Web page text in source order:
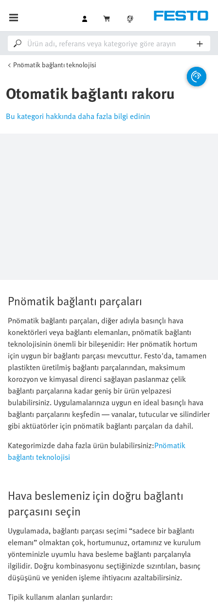
Pnömatik bağlantı teknolojisi
Otomatik bağlantı rakoru
Bu kategori hakkında daha fazla bilgi edinin
Pnömatik bağlantı parçaları
Pnömatik bağlantı parçaları, diğer adıyla basınçlı hava
konektörleri veya bağlantı elemanları, pnömatik bağlantı
teknolojisinin önemli bir bileşenidir: Her pnömatik hortum
için uygun bir bağlantı parçası mevcuttur. Festo'da, tamamen
plastikten üretilmiş bağlantı parçalarından, maksimum
korozyon ve kimyasal direnci sağlayan paslanmaz çelik
bağlantı parçalarına kadar geniş bir ürün yelpazesi
bulabilirsiniz. Uygulamalarınıza uygun en ideal basınçlı hava
bağlantı parçalarını keşfedin — vanalar, tutucular ve silindirler
gibi aktüatörler için pnömatik bağlantı parçaları da dahil.
Kategorimizde daha fazla ürün bulabilirsiniz:Pnömatik
bağlantı teknolojisi
Hava beslemeniz için doğru bağlantı
parçasını seçin
Uygulamada, bağlantı parçası seçimi “sadece bir bağlantı
elemanı” olmaktan çok, hortumunuz, ortamınız ve kurulum
yönteminizle uyumlu hava besleme bağlantı parçalarıyla
ilgilidir. Doğru kombinasyonu seçtiğinizde sızıntıları, basınç
düşüşünü ve yeniden işleme ihtiyacını azaltabilirsiniz.
Tipik kullanım alanları şunlardır: